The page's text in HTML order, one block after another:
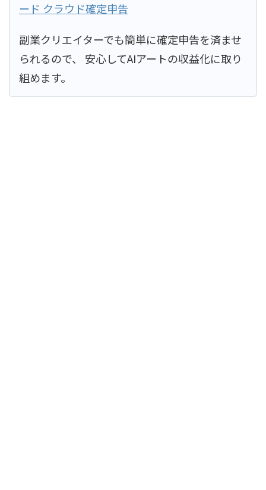
ード クラウド確定申告
副業クリエイターでも簡単に確定申告を済ませ
られるので、 安心してAIアートの収益化に取り
組めます。